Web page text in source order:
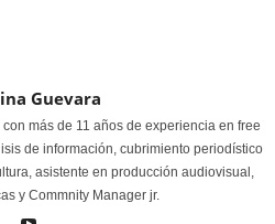
Guevara
más de 11 años de experiencia en free
de información, cubrimiento periodístico
asistente en producción audiovisual,
y Commnity Manager jr.